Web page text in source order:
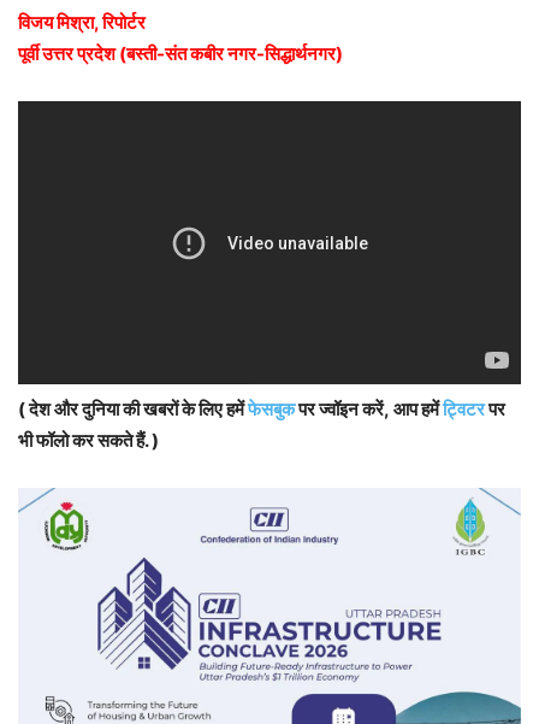
विजय मिश्रा, रिपोर्टर
पूर्वी उत्तर प्रदेश (बस्ती-संत कबीर नगर-सिद्धार्थनगर)
( देश और दुनिया की खबरों के लिए हमेंफेसबुकपर ज्वॉइन करें, आप हमेंट्विटरपर
भी फॉलो कर सकते हैं. )